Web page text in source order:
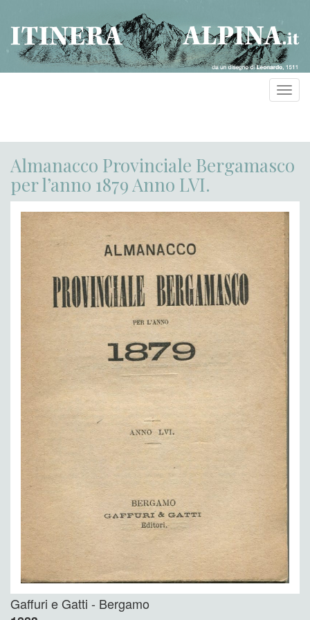
Almanacco Provinciale Bergamasco
per l’anno 1879 Anno LVI.
Gaffuri e Gatti - Bergamo